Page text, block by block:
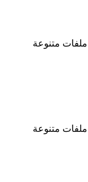
ملفات متنوعة
ملفات متنوعة